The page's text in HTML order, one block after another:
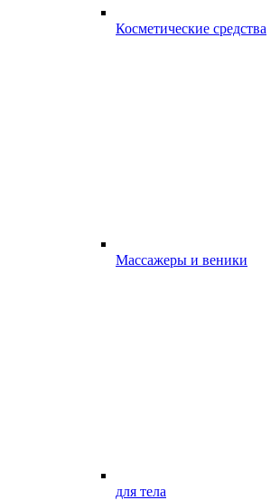
Косметические средства
Массажеры и веники
для тела